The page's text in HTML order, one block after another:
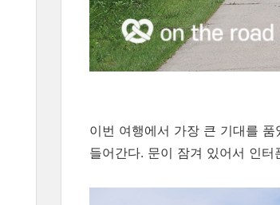
이번 여행에서 가장 큰 기대를
들어간다. 문이 잠겨 있어서 인